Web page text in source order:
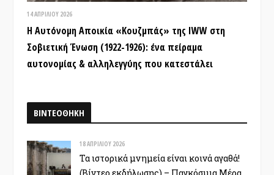
14 ΑΠΡΙΛΊΟΥ 2026
Η Αυτόνομη Αποικία «Κουζμπάς» της IWW στη
Σοβιετική Ένωση (1922-1926): ένα πείραμα
αυτονομίας & αλληλεγγύης που κατεστάλει
ΒΙΝΤΕΟΘΗΚΗ
18 ΑΠΡΙΛΊΟΥ 2026
Τα ιστορικά μνημεία είναι κοινά αγαθά!
(Βίντεο εκδήλωσης) – Παγκόσμια Μέρα